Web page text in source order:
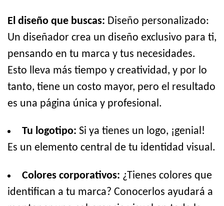
El diseño que buscas: Diseño personalizado:
Un diseñador crea un diseño exclusivo para ti,
pensando en tu marca y tus necesidades.
Esto lleva más tiempo y creatividad, y por lo
tanto, tiene un costo mayor, pero el resultado
es una página única y profesional.
Tu logotipo: Si ya tienes un logo, ¡genial!
Es un elemento central de tu identidad visual.
Colores corporativos: ¿Tienes colores que
identifican a tu marca? Conocerlos ayudará a